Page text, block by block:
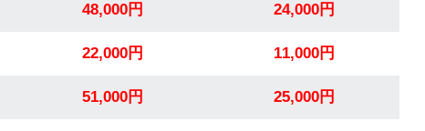
48,000円 24,000円
22,000円 11,000円
51,000円 25,000円